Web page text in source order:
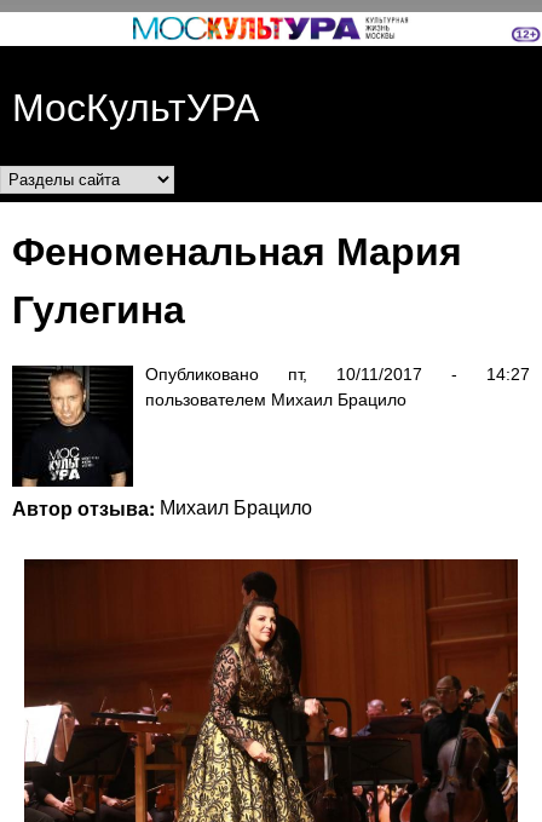
Перейти к основному
МосКультУРА
Разделы сайта
Феноменальная Мария
Гулегина
Опубликовано пт, 10/11/2017 - 14:27
пользователем Михаил Брацило
Автор отзыва: Михаил Брацило